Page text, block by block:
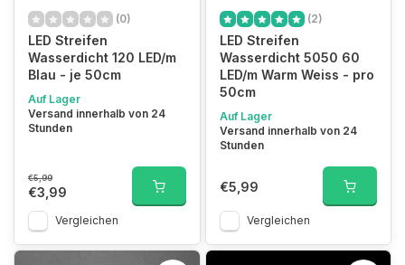
(0)
LED Streifen
Wasserdicht 120 LED/m
Blau - je 50cm
Auf Lager
Versand innerhalb von 24
Stunden
€5,99
€3,99
Vergleichen
(2)
LED Streifen
Wasserdicht 5050 60
LED/m Warm Weiss - pro
50cm
Auf Lager
Versand innerhalb von 24
Stunden
€5,99
Vergleichen